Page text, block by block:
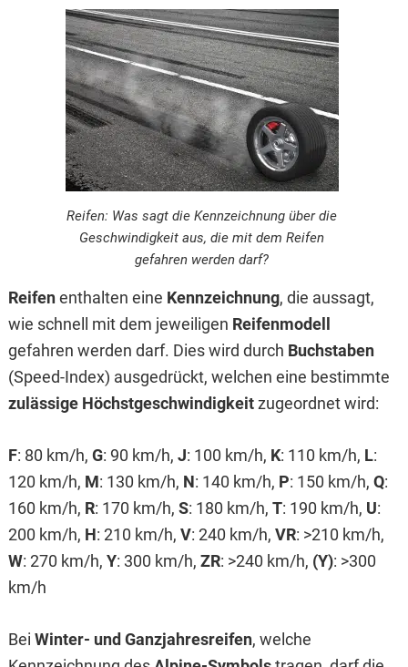
Reifen: Was sagt die Kennzeichnung über die
Geschwindigkeit aus, die mit dem Reifen
gefahren werden darf?
Reifenenthalten eine Kennzeichnung, die aussagt,
wie schnell mit dem jeweiligen Reifenmodell
gefahren werden darf. Dies wird durch Buchstaben
(Speed-Index) ausgedrückt, welchen eine bestimmte
zulässige Höchstgeschwindigkeitzugeordnet wird:
F: 80 km/h, G: 90 km/h, J: 100 km/h, K: 110 km/h, L:
120 km/h, M: 130 km/h, N: 140 km/h, P: 150 km/h, Q:
160 km/h, R: 170 km/h, S: 180 km/h, T: 190 km/h, U:
200 km/h, H: 210 km/h, V: 240 km/h, VR: >210 km/h,
W: 270 km/h, Y: 300 km/h, ZR: >240 km/h, (Y): >300
km/h
Bei Winter- und Ganzjahresreifen, welche